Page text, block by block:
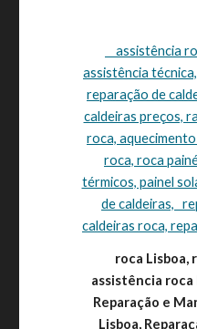
assistência
reparação de
caldeiras preços,
roca,
roca, roca
térmicos, painel
de caldeiras,
caldeiras roca,
roca Lisboa,
assistência roca
Reparação e
Lisboa,